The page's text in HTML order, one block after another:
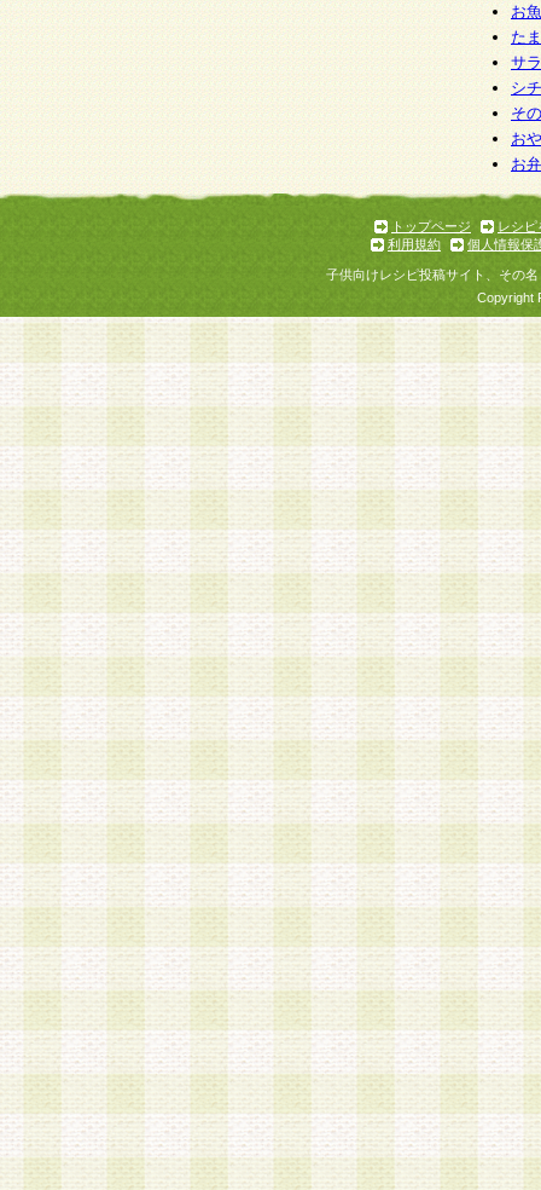
お
た
サ
シ
そ
お
お
トップページ
レシピ
利用規約
個人情報保
子供向けレシピ投稿サイト、その
Copyright